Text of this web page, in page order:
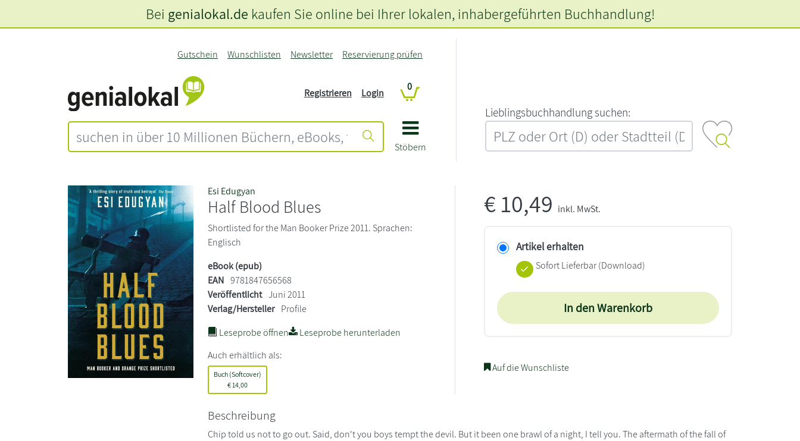
Stöbern
Gutschein Wunschlisten Newsletter Reservierung prüfen
Registrieren Login
0
L‍i‍e‍b‍l‍i‍n‍g‍s‍b‍u‍c‍h‍h‍a‍n‍d‍l‍u‍n‍g‍ ‍s‍u‍c‍h‍e‍n‍:‍
Bei genialokal.de kaufen Sie online bei Ihrer lokalen, inhabergeführten Buchhandlung!
Esi Edugyan
Half Blood Blues
Shortlisted for the Man Booker Prize 2011. Sprachen:
Englisch
eBook (epub)
EAN 9781847656568
Veröffentlicht Juni 2011
Verlag/Hersteller Profile
Leseprobe öffnen
Leseprobe herunterladen
Auch erhältlich als:
Buch (Softcover)
€ 14,00
€10,49 inkl. MwSt.
Artikel erhalten
Sofort Lieferbar (Download)
In den Warenkorb
Auf die Wunschliste
Beschreibung
Chip told us not to go out. Said, don't you boys tempt the devil. But it been one brawl of a night, I tell you. The aftermath of the fall of